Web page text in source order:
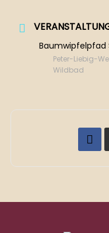
Baumwipfelpfad
Peter-Liebig-
Wildbad